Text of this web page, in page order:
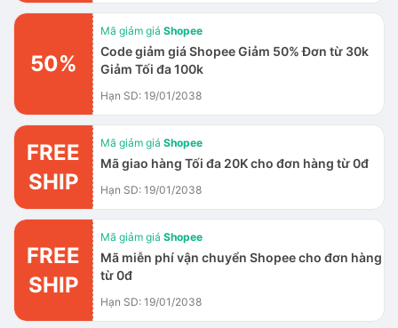
50%
Mã giảm giá Shopee
Code giảm giá Shopee Giảm 50% Đơn từ 30k
Giảm Tối đa 100k
Hạn SD: 19/01/2038
FREE
SHIP
Mã giảm giá Shopee
Mã giao hàng Tối đa 20K cho đơn hàng từ 0đ
Hạn SD: 19/01/2038
FREE
SHIP
Mã giảm giá Shopee
Mã miễn phí vận chuyển Shopee cho đơn hàng
từ 0đ
Hạn SD: 19/01/2038